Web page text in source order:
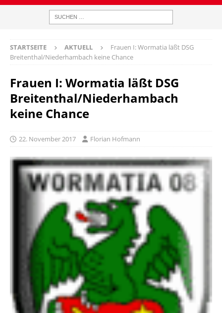
STARTSEITE AKTUELL
Frauen I: Wormatia läßt DSG
Breitenthal/Niederhambach keine Chance
Frauen I: Wormatia läßt DSG
Breitenthal/Niederhambach
keine Chance
22. November 2017 Florian Hofmann